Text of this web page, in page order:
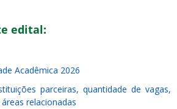
edital:
Acadêmica 2026
parceiras, quantidade de vagas,
relacionadas